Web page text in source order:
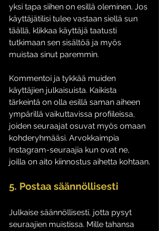
yksi tapa siihen on esillä oleminen. Jos
käyttäjätilisi tulee vastaan siellä sun
täällä, klikkaa käyttäjä taatusti
tutkimaan sen sisältöä ja myös
muistaa sinut paremmin.
Kommentoi ja tykkää muiden
käyttäjien julkaisuista. Kaikista
tärkeintä on olla esillä saman aiheen
ympärillä vaikuttavissa profiileissa,
joiden seuraajat osuvat myös omaan
kohderyhmääsi. Arvokkaimpia
Instagram-seuraajia kun ovat ne,
joilla on aito kiinnostus aihetta kohtaan.
5. Postaa säännöllisesti
Julkaise säännöllisesti, jotta pysyt
seuraajien muistissa. Mille tahansa